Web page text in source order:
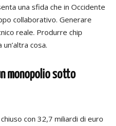
una sfida che in Occidente
collaborativo. Generare
reale. Produrre chip
cosa.
monopolio sotto
con 32,7 miliardi di euro